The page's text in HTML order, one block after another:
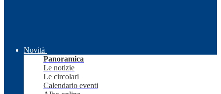
Novità
Panoramica
Le notizie
Le circolari
Calendario eventi